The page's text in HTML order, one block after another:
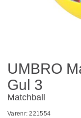
UMBRO
Gul 3
Matchball
Varenr:221554